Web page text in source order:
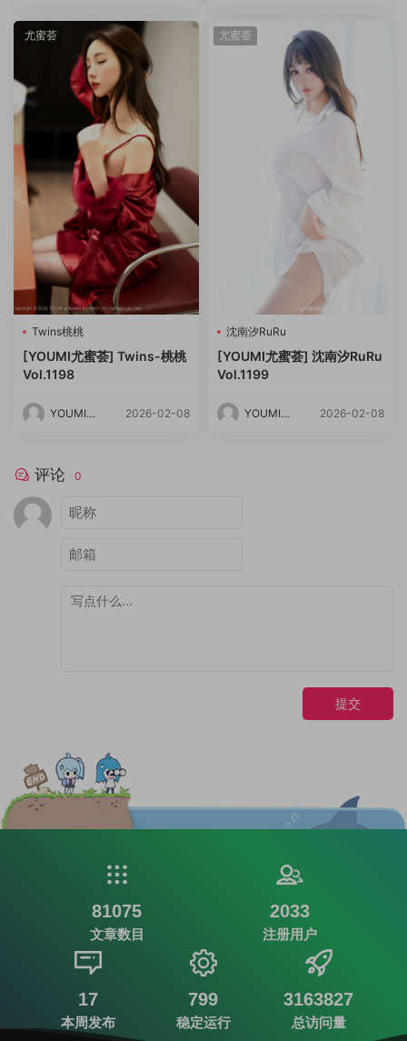
尤蜜荟
Twins桃桃
[YOUMI尤蜜荟] Twins-桃桃
Vol.1198
YOUMI尤
2026-02-08
尤蜜荟
沈南汐RuRu
[YOUMI尤蜜荟] 沈南汐RuRu
Vol.1199
YOUMI尤
2026-02-08
评论 0
提交
81075
文章数目
2033
注册用户
17
本周发布
799
稳定运行
3163827
总访问量